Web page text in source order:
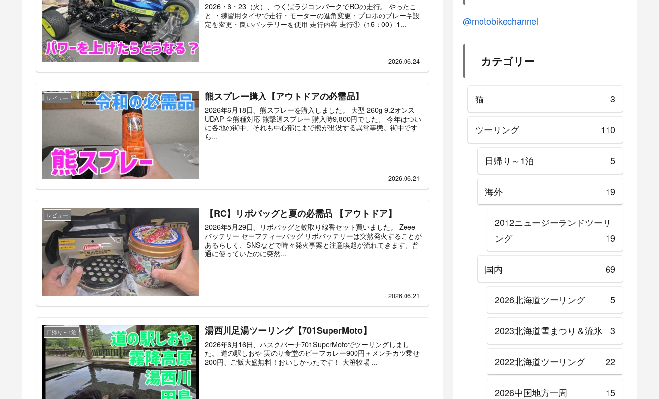
2026・6・23（火）、つくばラジコンパークでROの走行。 やったこ
と ・練習用タイヤで走行・モーターの進角変更・プロポのブレーキ設
定を変更・良いバッテリーを使用 走行内容 走行①（15：00）1...
2026.06.24
レビュー 熊スプレー購入【アウトドアの必需品】
2026年6月18日、熊スプレーを購入しました。 大型 260g 9.2オンス
UDAP 全熊種対応 熊撃退スプレー 購入時9,800円でした。 今年はつい
に各地の街中、それも中心部にまで熊が出没する異常事態。街中です
ら...
2026.06.21
レビュー 【RC】リポバッグと夏の必需品 【アウトドア】
2026年5月29日、リポバッグと蚊取り線香セット買いました。 Zeee
バッテリー セーフティーバッグ リポバッテリーは突然発火することが
あるらしく、SNSなどで時々発火事案と注意喚起が流れてきます。普
通に使っていたのに突然...
2026.06.21
日帰り～1泊 湯西川足湯ツーリング【701SuperMoto】
2026年6月16日、ハスクバーナ701SuperMotoでツーリングしまし
た。 道の駅しおや 実のり食堂のビーフカレー900円＋メンチカツ乗せ
200円、ご飯大盛無料！おいしかったです！ 大笹牧場 ...
@motobikechannel
カテゴリー
猫 3
ツーリング 110
日帰り～1泊 5
海外 19
2012ニュージーランドツーリ
ング
19
国内 69
2026北海道ツーリング 5
2023北海道雪まつり＆流氷 3
2022北海道ツーリング 22
2026中国地方一周 15